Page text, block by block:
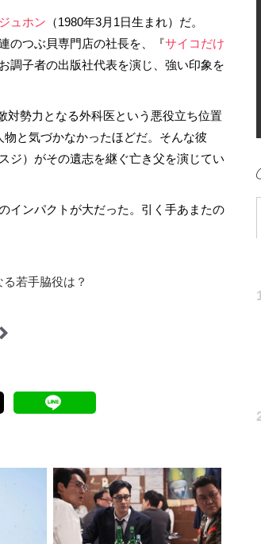
ュホン （1980年3月1日生まれ）だ。
のつぶ貝専門店の社長を、『サイコだけ
調子者の出版社代表を演じ、強い印象を
対勢力となる外科医という悪役立ち位置
と気づかなかったほどだ。そんな彼
ジ）がその遺志を継ぐ亡き父を演じてい
インパクトが大だった。引く手あまたの
若手脇役は？